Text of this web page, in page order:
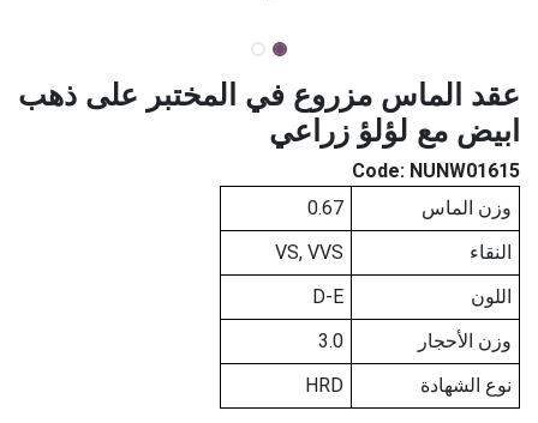
عقد الماس مزروع في المختبر على ذهب
ابيض مع لؤلؤ زراعي
Code: NUNW01615
وزن الماس
0.67
النقاء
VS, VVS
اللون
D-E
وزن الأحجار
3.0
نوع الشهادة
HRD